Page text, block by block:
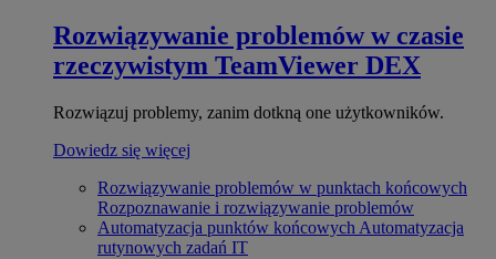
Rozwiązywanie problemów w czasie
rzeczywistym TeamViewer DEX
Rozwiązuj problemy, zanim dotkną one użytkowników.
Dowiedz się więcej
Rozwiązywanie problemów w punktach końcowych
Rozpoznawanie i rozwiązywanie problemów
Automatyzacja punktów końcowych Automatyzacja
rutynowych zadań IT